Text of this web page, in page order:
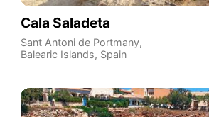
Cala Saladeta
Sant Antoni de Portmany,
Balearic Islands, Spain